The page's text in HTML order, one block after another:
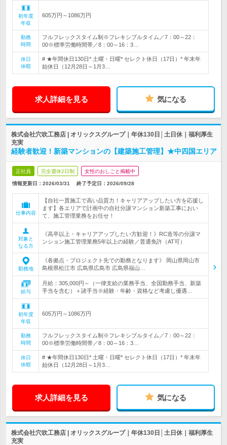
初年度
年収
605万円～1086万円
勤務
時間
フルフレックスタイム制※フレキシブルタイム／7：00～22：
00※標準労働時間帯／8：00～16：3…
休日
休暇
# ★年間休日130日* 土曜・日曜* セレクト休日（17日）* 年末年
始休日（12月28日～1月3…
求人詳細を見る 気になる
株式会社穴吹工務店 | オリックスグループ｜年休130日│土日休｜福利厚生
充実
経験者歓迎！新築マンションの【建築施工管理】★中四国エリア
正社員 完全週休2日制 女性のおしごと掲載中
情報更新日：2026/03/31 終了予定日： 2026/09/28
仕事内容
【自社一貫施工で高い品質力！キャリアアップしたい方を応援し
ます】各エリアで計画中の自社分譲マンション新築工事におい
て、施工管理業務をお任せ！
対象と
なる方
《高卒以上・キャリアアップしたい方歓迎！》RC造等の分譲マ
ンション施工管理業務5年以上の経験／普通免許（AT可）
勤務地
《各拠点・プロジェクト先での勤務となります》 岡山県岡山市
島根県松江市 広島県広島市 広島県福山…
給与
月給：305,000円～（一律支給の業務手当、全国勤務手当、新築
手当を含む）＋諸手当※経験・年齢・資格など考慮し優遇…
初年度
年収
605万円～1086万円
勤務
時間
フルフレックスタイム制※フレキシブルタイム／7：00～22：
00※標準労働時間帯／8：00～16：3…
休日
休暇
# ★年間休日130日* 土曜・日曜* セレクト休日（17日）* 年末年
始休日（12月28日～1月3…
求人詳細を見る 気になる
株式会社穴吹工務店 | オリックスグループ｜年休130日│土日休｜福利厚生
充実